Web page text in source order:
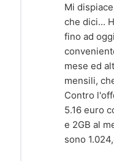
Mi
che dici...
fino ad
mese ed
mensili,
Contro
5.16 euro
e 2GB al
sono